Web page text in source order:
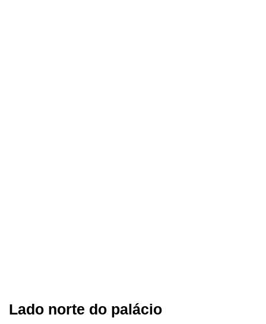
Lado norte do palácio